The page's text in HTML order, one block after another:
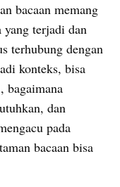
bacaan memang
yang terjadi dan
terhubung dengan
konteks, bisa
bagaimana
dan
pada
bacaan bisa